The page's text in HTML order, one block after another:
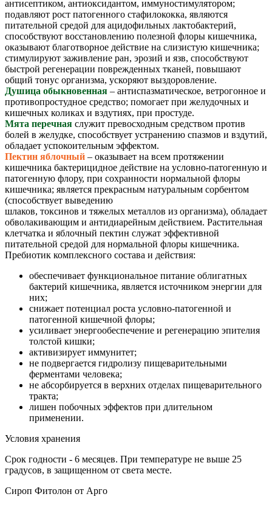
антисептиком, антиоксидантом, иммуностимулятором;
подавляют рост патогенного стафилококка, являются
питательной средой для ацидофильных лактобактерий,
способствуют восстановлению полезной флоры кишечника,
оказывают благотворное действие на слизистую кишечника;
стимулируют заживление ран, эрозий и язв, способствуют
быстрой регенерации поврежденных тканей, повышают
общий тонус организма, ускоряют выздоровление.
Душица обыкновенная – антиспазматическое, ветрогонное и
противопростудное средство; помогает при желудочных и
кишечных коликах и вздутиях, при простуде.
Мята перечная служит превосходным средством против
болей в желудке, способствует устранению спазмов и вздутий,
обладает успокоительным эффектом.
Пектин яблочный – оказывает на всем протяжении
кишечника бактерицидное действие на условно-патогенную и
патогенную флору, при сохранности нормальной флоры
кишечника; является прекрасным натуральным сорбентом
(способствует выведению
шлаков, токсинов и тяжелых металлов из организма), обладает
обволакивающим и антидиарейным действием. Растительная
клетчатка и яблочный пектин служат эффективной
питательной средой для нормальной флоры кишечника.
Пребиотик комплексного состава и действия:
обеспечивает функциональное питание облигатных
бактерий кишечника, является источником энергии для
них;
снижает потенциал роста условно-патогенной и
патогенной кишечной флоры;
усиливает энергообеспечение и регенерацию эпителия
толстой кишки;
активизирует иммунитет;
не подвергается гидролизу пищеварительными
ферментами человека;
не абсорбируется в верхних отделах пищеварительного
тракта;
лишен побочных эффектов при длительном
применении.
Условия хранения
Срок годности - 6 месяцев. При температуре не выше 25
градусов, в защищенном от света месте.
Сироп Фитолон от Арго